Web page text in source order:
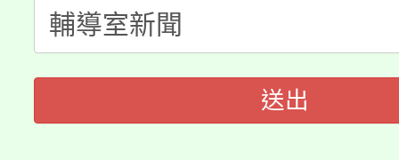
博覽會」之「藝術教育
送出